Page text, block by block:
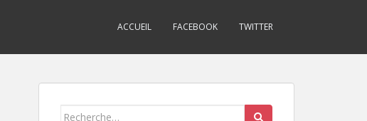
ACCUEIL FACEBOOK TWITTER
Search